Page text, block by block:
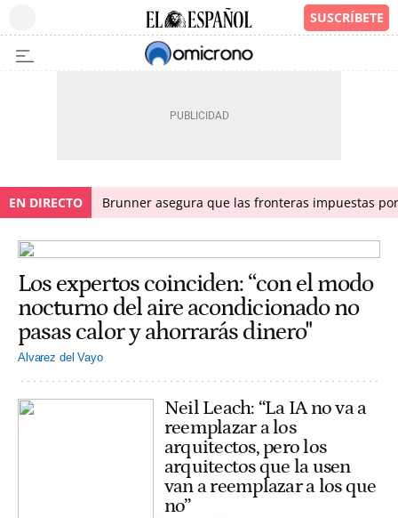
EN DIRECTO Brunner asegura que las fronteras impuestas
Los expertos coinciden: “con el modo
nocturno del aire acondicionado no
pasas calor y ahorrarás dinero"
Alvarez del Vayo
Neil Leach: “La IA no va a
reemplazar a los
arquitectos, pero los
arquitectos que la usen
van a reemplazar a los que
no”